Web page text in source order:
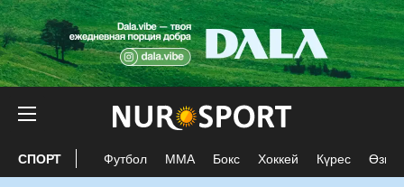
СПОРТ Футбол ММА Бокс Хоккей Күрес Өзге